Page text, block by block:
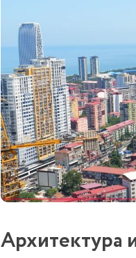
Архитектура